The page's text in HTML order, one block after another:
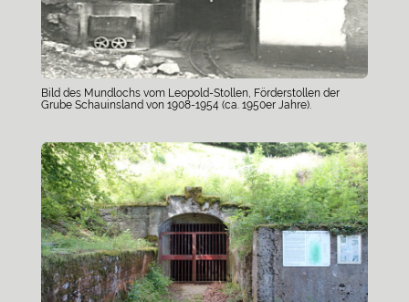
Bild des Mundlochs vom Leopold-Stollen, Förderstollen der
Grube Schauinsland von 1908-1954 (ca. 1950er Jahre).